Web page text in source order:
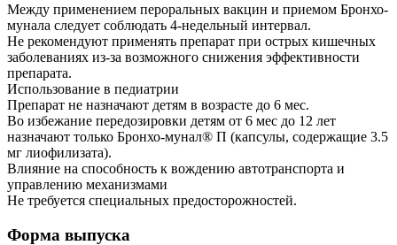
Между применением пероральных вакцин и приемом Бронхо-
мунала следует соблюдать 4-недельный интервал.
Не рекомендуют применять препарат при острых кишечных
заболеваниях из-за возможного снижения эффективности
препарата.
Использование в педиатрии
Препарат не назначают детям в возрасте до 6 мес.
Во избежание передозировки детям от 6 мес до 12 лет
назначают только Бронхо-мунал® П (капсулы, содержащие 3.5
мг лиофилизата).
Влияние на способность к вождению автотранспорта и
управлению механизмами
Не требуется специальных предосторожностей.
Форма выпуска